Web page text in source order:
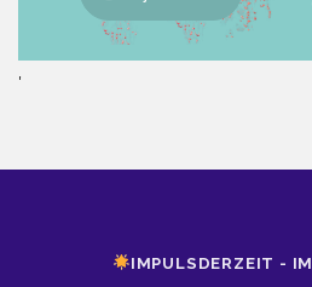
'
IMPULSDERZEIT -